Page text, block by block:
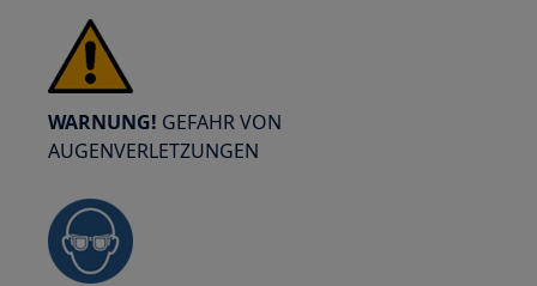
WARNUNG! GEFAHR VON
AUGENVERLETZUNGEN